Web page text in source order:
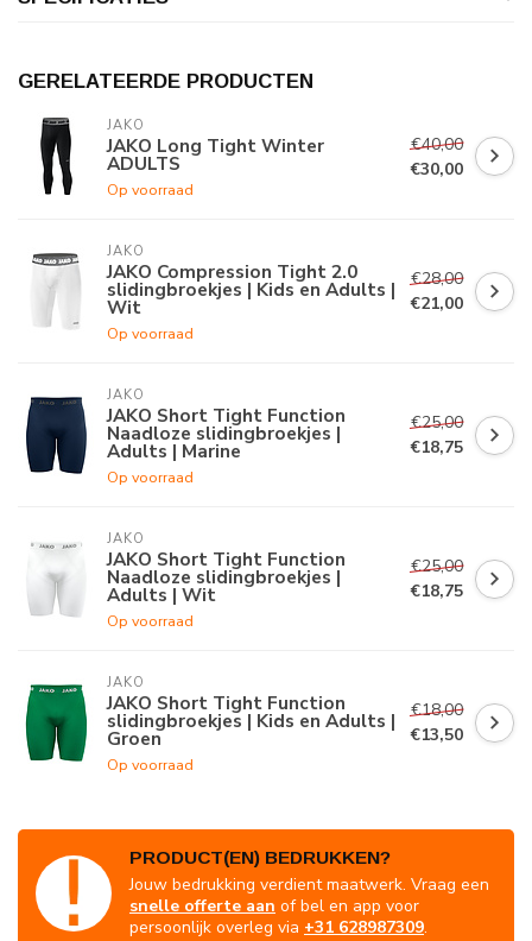
GERELATEERDE PRODUCTEN
JAKO
JAKO Long Tight Winter
ADULTS
Op voorraad
€40,00
€30,00
JAKO
JAKO Compression Tight 2.0
slidingbroekjes | Kids en Adults |
Wit
Op voorraad
€28,00
€21,00
JAKO
JAKO Short Tight Function
Naadloze slidingbroekjes |
Adults | Marine
Op voorraad
€25,00
€18,75
JAKO
JAKO Short Tight Function
Naadloze slidingbroekjes |
Adults | Wit
Op voorraad
€25,00
€18,75
JAKO
JAKO Short Tight Function
slidingbroekjes | Kids en Adults |
Groen
Op voorraad
€18,00
€13,50
PRODUCT(EN) BEDRUKKEN?
Jouw bedrukking verdient maatwerk. Vraag een
snelle offerte aan of bel en app voor
persoonlijk overleg via +31 628987309.